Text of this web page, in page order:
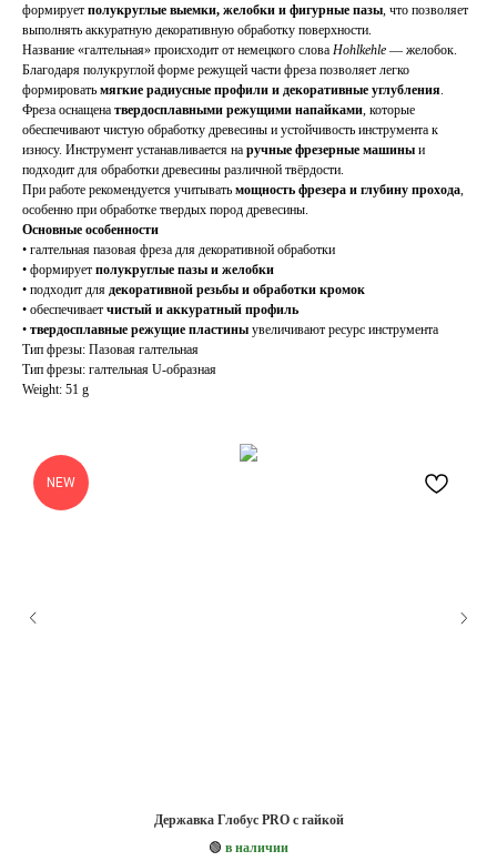
формирует полукруглые выемки, желобки и фигурные пазы , что позволяет
выполнять аккуратную декоративную обработку поверхности.
Название «галтельная» происходит от немецкого слова Hohlkehle — желобок.
Благодаря полукруглой форме режущей части фреза позволяет легко
формировать мягкие радиусные профили и декоративные углубления
Фреза оснащена твердосплавными режущими напайками , которые
обеспечивают чистую обработку древесины и устойчивость инструмента к
износу. Инструмент устанавливается на ручные фрезерные машины и
подходит для обработки древесины различной твёрдости.
При работе рекомендуется учитывать мощность фрезера и глубину прохода
особенно при обработке твердых пород древесины.
Основные особенности
• галтельная пазовая фреза для декоративной обработки
• формирует полукруглые пазы и желобки
• подходит для декоративной резьбы и обработки кромок
• обеспечивает чистый и аккуратный профиль
• твердосплавные режущие пластины увеличивают ресурс инструмента
Тип фрезы: Пазовая галтельная
Тип фрезы: галтельная U-образная
Weight: 51 g
NEW
Державка Глобус PRO с гайкой
🟢 в наличии